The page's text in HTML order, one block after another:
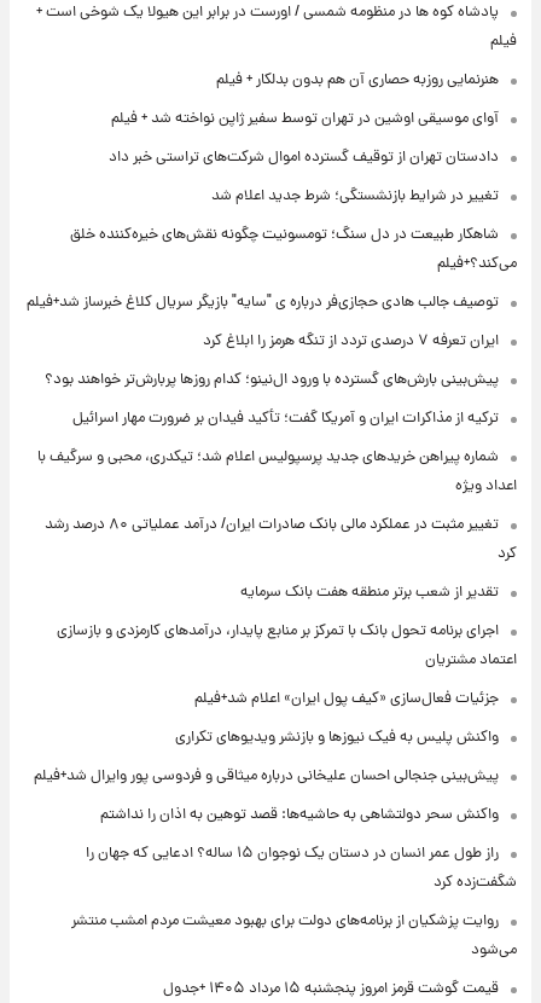
پادشاه کوه ها در منظومه شمسی / اورست در برابر این هیولا یک شوخی است +
فیلم
هنرنمایی روزبه حصاری آن هم بدون بدلکار + فیلم
آوای موسیقی اوشین در تهران توسط سفیر ژاپن نواخته شد + فیلم
دادستان تهران از توقیف گسترده اموال شرکت‌های تراستی خبر داد
تغییر در شرایط بازنشستگی؛ شرط جدید اعلام شد
شاهکار طبیعت در دل سنگ؛ تومسونیت چگونه نقش‌های خیره‌کننده خلق
می‌کند؟+فیلم
توصیف جالب هادی حجازی‌فر درباره ی "سایه" بازیگر سریال کلاغ خبرساز شد+فیلم
ایران تعرفه ۷ درصدی تردد از تنگه هرمز را ابلاغ کرد
پیش‌بینی بارش‌های گسترده با ورود ال‌نینو؛ کدام روزها پربارش‌تر خواهند بود؟
ترکیه از مذاکرات ایران و آمریکا گفت؛ تأکید فیدان بر ضرورت مهار اسرائیل
شماره پیراهن خریدهای جدید پرسپولیس اعلام شد؛ تیکدری، محبی و سرگیف با
اعداد ویژه
تغییر مثبت در عملکرد مالی بانک صادرات ایران/ درآمد عملیاتی ۸۰ درصد رشد
کرد
تقدیر از شعب برتر منطقه هفت بانک سرمایه
اجرای برنامه تحول بانک با تمرکز بر منابع پایدار، درآمدهای کارمزدی و بازسازی
اعتماد مشتریان
جزئیات فعال‌سازی «کیف پول ایران» اعلام شد+فیلم
واکنش پلیس به فیک نیوزها و بازنشر ویدیوهای تکراری
پیش‌بینی جنجالی احسان علیخانی درباره میثاقی و فردوسی پور وایرال شد+فیلم
واکنش سحر دولتشاهی به حاشیه‌ها: قصد توهین به اذان را نداشتم
راز طول عمر انسان در دستان یک نوجوان ۱۵ ساله؟ ادعایی که جهان را
شگفت‌زده کرد
روایت پزشکیان از برنامه‌های دولت برای بهبود معیشت مردم امشب منتشر
می‌شود
قیمت گوشت قرمز امروز پنجشنبه ۱۵ مرداد ۱۴۰۵ +جدول